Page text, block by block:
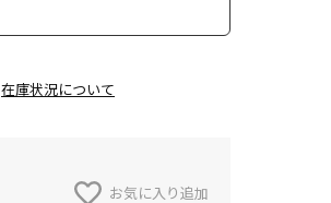
在庫状況について
お気に入り追加